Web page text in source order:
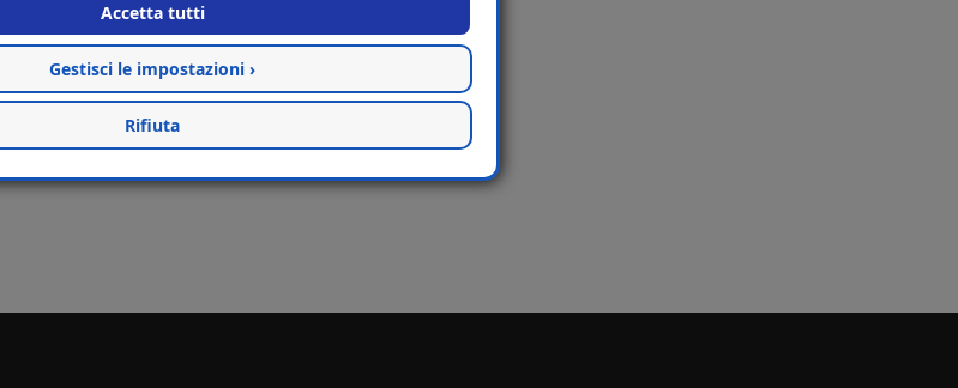
Accetta tutti
Gestisci le impostazioni ›
Rifiuta